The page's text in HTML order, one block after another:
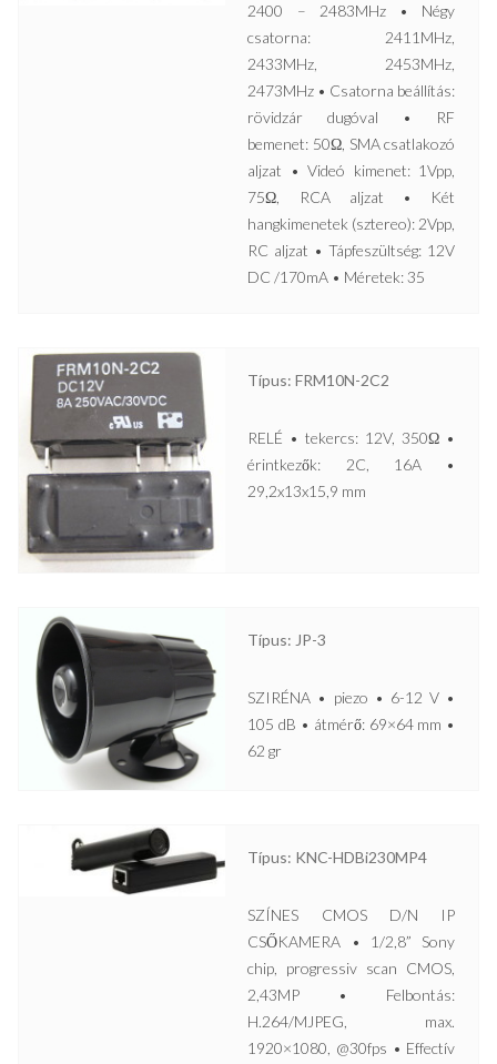
2400 – 2483MHz • Négy
csatorna: 2411MHz,
2433MHz, 2453MHz,
2473MHz • Csatorna beállítás:
rövidzár dugóval • RF
bemenet: 50Ω, SMA csatlakozó
aljzat • Videó kimenet: 1Vpp,
75Ω, RCA aljzat • Két
hangkimenetek (sztereo): 2Vpp,
RC aljzat • Tápfeszültség: 12V
DC /170mA • Méretek: 35
Típus: FRM10N-2C2
RELÉ • tekercs: 12V, 350Ω •
érintkezők: 2C, 16A •
29,2x13x15,9 mm
Típus: JP-3
SZIRÉNA • piezo • 6-12 V •
105 dB • átmérő: 69×64 mm •
62 gr
Típus: KNC-HDBi230MP4
SZÍNES CMOS D/N IP
CSŐKAMERA • 1/2,8” Sony
chip, progressiv scan CMOS,
2,43MP • Felbontás:
H.264/MJPEG, max.
1920×1080, @30fps • Effectív